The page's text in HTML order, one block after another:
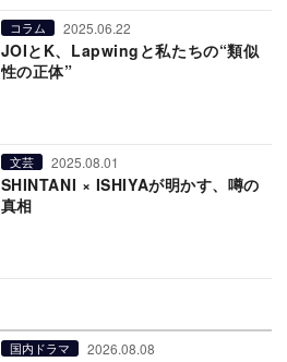
コラム 2025.06.22
JOIとK、Lapwingと私たちの“類似
性の正体”
文芸 2025.08.01
SHINTANI × ISHIYAが明かす、噂の
真相
国内ドラマ 2026.08.08